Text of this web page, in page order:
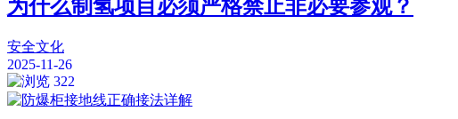
为什么制氢项目必须严格禁止非必要参观？
安全文化
2025-11-26
322